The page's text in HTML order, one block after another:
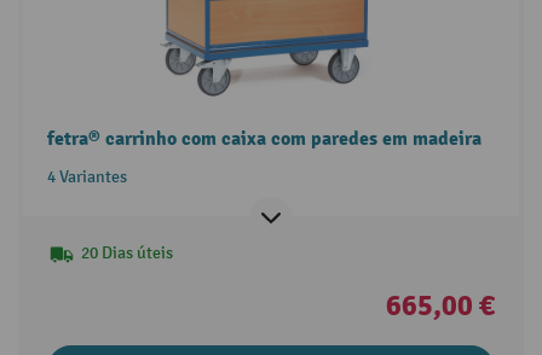
fetra® carrinho com caixa com paredes em madeira
4 Variantes
20 Dias úteis
665,00 €